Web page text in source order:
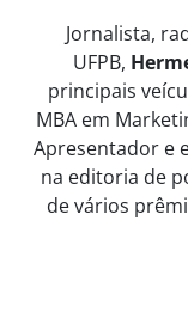
Jornalista,
UFPB,
principais
MBA em
Apresentador e
na editoria de
de vários